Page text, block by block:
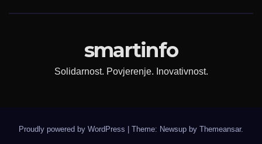
smartinfo
Solidarnost. Povjerenje. Inovativnost.
Proudly powered by WordPress Theme: Newsup by Themeansar.